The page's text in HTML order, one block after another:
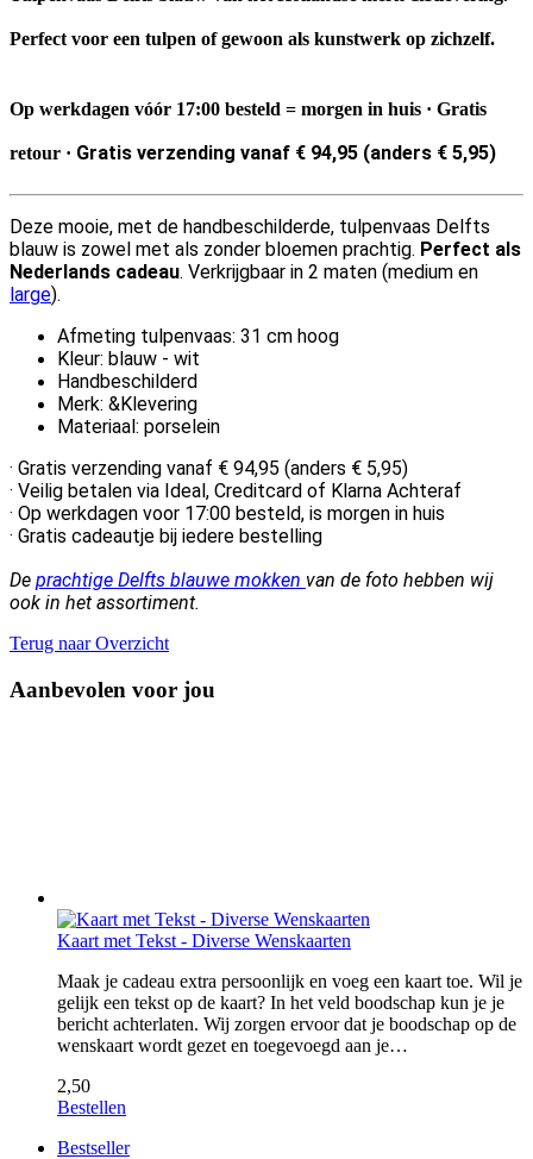
Perfect voor een tulpen of gewoon als kunstwerk op zichzelf.
Op werkdagen vóór 17:00 besteld = morgen in huis · Gratis
retour · Gratis verzending vanaf € 94,95 (anders € 5,95)
Deze mooie, met de handbeschilderde, tulpenvaas Delfts
blauw is zowel met als zonder bloemen prachtig. Perfect als
Nederlands cadeau. Verkrijgbaar in 2 maten (medium en
large).
Afmeting tulpenvaas: 31 cm hoog
Kleur: blauw - wit
Handbeschilderd
Merk: &Klevering
Materiaal: porselein
· Gratis verzending vanaf € 94,95 (anders € 5,95)
· Veilig betalen via Ideal, Creditcard of Klarna Achteraf
· Op werkdagen voor 17:00 besteld, is morgen in huis
· Gratis cadeautje bij iedere bestelling
De prachtige Delfts blauwe mokken van de foto hebben wij
ook in het assortiment.
Terug naar Overzicht
Aanbevolen voor jou
Kaart met Tekst - Diverse Wenskaarten
Maak je cadeau extra persoonlijk en voeg een kaart toe. Wil je
gelijk een tekst op de kaart? In het veld boodschap kun je je
bericht achterlaten. Wij zorgen ervoor dat je boodschap op de
wenskaart wordt gezet en toegevoegd aan je…
2,50
Bestellen
Bestseller